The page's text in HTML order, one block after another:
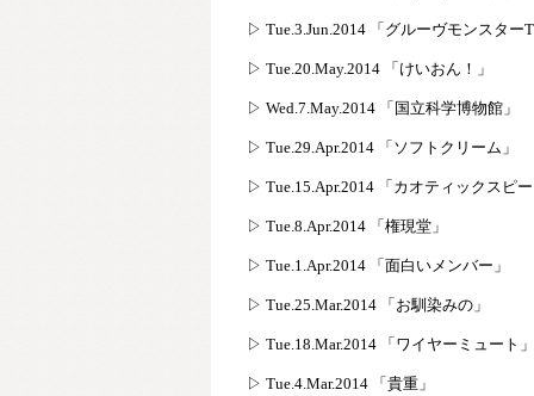
▷ Tue.3.Jun.2014 「グルーヴモンスターT
▷ Tue.20.May.2014 「けいおん！」
▷ Wed.7.May.2014 「国立科学博物館」
▷ Tue.29.Apr.2014 「ソフトクリーム」
▷ Tue.15.Apr.2014 「カオティックスピー
▷ Tue.8.Apr.2014 「権現堂」
▷ Tue.1.Apr.2014 「面白いメンバー」
▷ Tue.25.Mar.2014 「お馴染みの」
▷ Tue.18.Mar.2014 「ワイヤーミュート」
▷ Tue.4.Mar.2014 「貴重」